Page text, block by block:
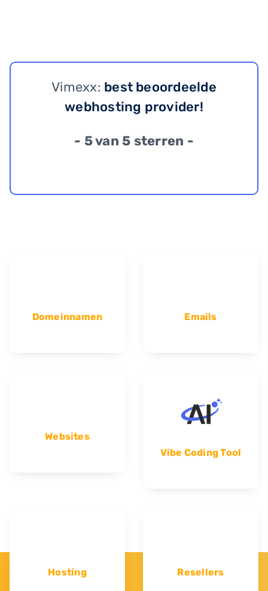
Vimexx: best beoordeelde
webhosting provider!
- 5 van 5 sterren -
Domeinnamen Emails
Websites
Vibe Coding Tool
Hosting Resellers